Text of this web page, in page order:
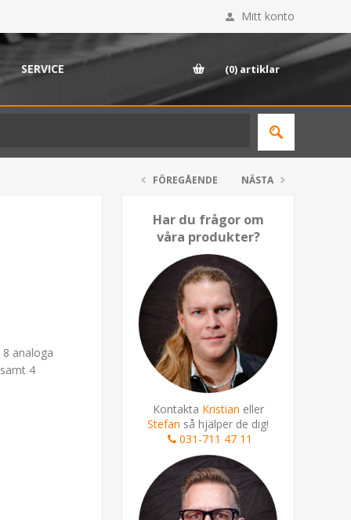
Mitt konto
SERVICE (0) artiklar
FÖREGÅENDE NÄSTA
Har du frågor om
våra produkter?
Kontakta Kristian eller
Stefan så hjälper de dig!
031-711 47 11
analoga
4